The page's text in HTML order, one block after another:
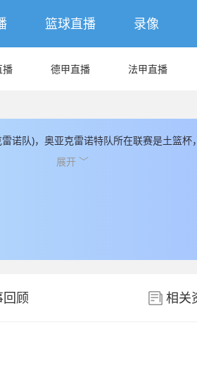
篮球直播 录像
播 德甲直播 法甲直播
诺队)，奥亚克雷诺特队所在联赛是土篮杯
息，JRS直播同时为您提供最新的奥亚克雷
展开 ﹀
回顾 相关